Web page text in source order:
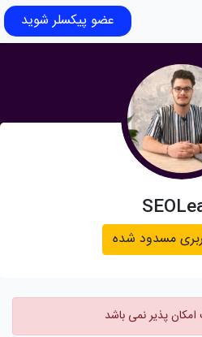
عضو پیکسلر شوید
مسدود شده
پذیر نمی باشد